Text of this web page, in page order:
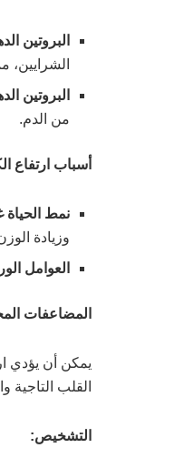
البروتين
الشرايين،
البروتين
من الدم.
أسباب ارتفاع
نمط
وزيادة
العوامل
المضاعفات
يمكن أن يؤدي
القلب التاجية
التشخيص: